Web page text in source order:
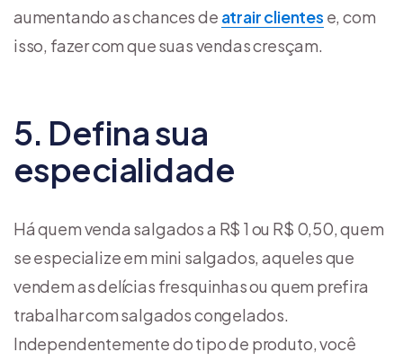
aumentando as chances de atrair clientes e, com
isso, fazer com que suas vendas cresçam.
5. Defina sua
especialidade
Há quem venda salgados a R$ 1 ou R$ 0,50, quem
se especialize em mini salgados, aqueles que
vendem as delícias fresquinhas ou quem prefira
trabalhar com salgados congelados.
Independentemente do tipo de produto, você